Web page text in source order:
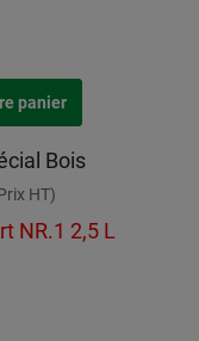
Bois
HT)
NR.1 2,5 L